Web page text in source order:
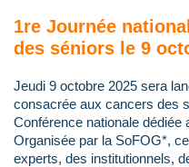
1re Journée
des séniors le 9
Jeudi 9 octobre 2025 sera
consacrée aux cancers des
Conférence nationale dédiée
Organisée par la SoFOG*,
experts, des institutionnels,